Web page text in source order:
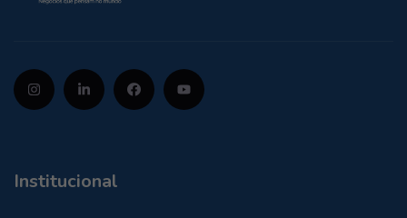
Institucional